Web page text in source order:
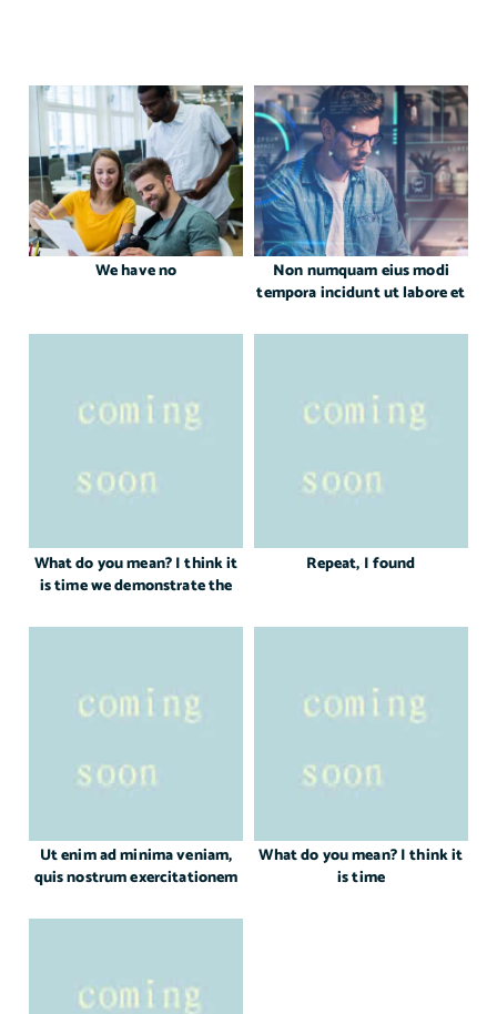
We have no
Non numquam eius modi
tempora incidunt ut labore et
quaerat
What do you mean? I think it
is time we demonstrate the
Repeat, I found
Ut enim ad minima veniam,
quis nostrum exercitationem
What do you mean? I think it
is time